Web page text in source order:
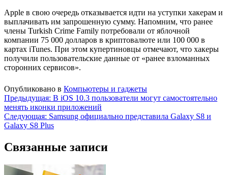
Apple в свою очередь отказывается идти на уступки хакерам и
выплачивать им запрошенную сумму. Напомним, что ранее
члены Turkish Crime Family потребовали от яблочной
компании 75 000 долларов в криптовалюте или 100 000 в
картах iTunes. При этом купертиновцы отмечают, что хакеры
получили пользовательские данные от «ранее взломанных
сторонних сервисов».
Опубликовано в Компьютеры и гаджеты
Навигация
по
записям
Предыдущая: В iOS 10.3 пользователи могут самостоятельно
менять иконки приложений
Следующая: Samsung официально представила Galaxy S8 и
Galaxy S8 Plus
Связанные записи